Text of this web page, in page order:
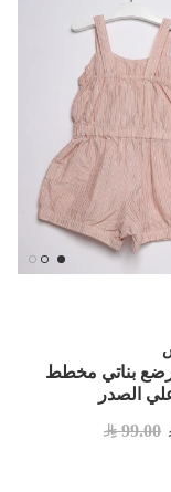
بناتي مخطط
الصدر
99.00